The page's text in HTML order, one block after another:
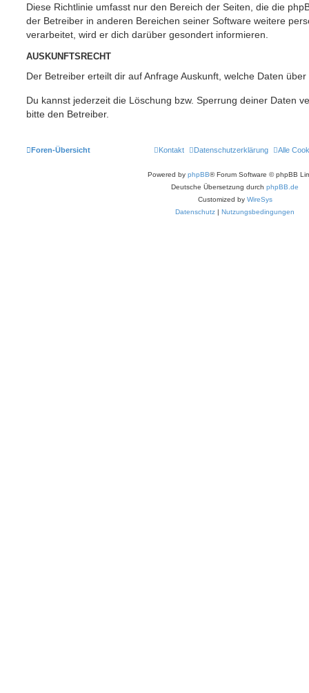
Diese Richtlinie umfasst nur den Bereich der Seiten, die die
der Betreiber in anderen Bereichen seiner Software weitere
verarbeitet, wird er dich darüber gesondert informieren.
AUSKUNFTSRECHT
Der Betreiber erteilt dir auf Anfrage Auskunft, welche Daten
Du kannst jederzeit die Löschung bzw. Sperrung deiner Daten
bitte den Betreiber.
Foren-Übersicht Alle
Datenschutzerklärung
Kontakt
Powered by phpBB® Forum Software © phpBB
Deutsche Übersetzung durch phpBB.de
Customized by WireSys
Datenschutz | Nutzungsbedingungen